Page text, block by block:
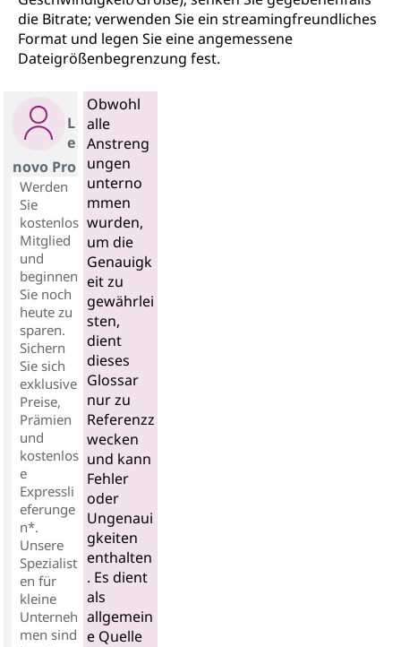
die Bitrate; verwenden Sie ein streamingfreundliches
Format und legen Sie eine angemessene
Dateigrößenbegrenzung fest.
L
e
novo Pro
Werden
Sie
kostenlos
Mitglied
und
beginnen
Sie noch
heute zu
sparen.
Sichern
Sie sich
exklusive
Preise,
Prämien
und
kostenlos
e
Expressli
eferunge
n*.
Unsere
Spezialist
en für
kleine
Unterneh
men sind
Obwohl
alle
Anstreng
ungen
unterno
mmen
wurden,
um die
Genauigk
eit zu
gewährlei
sten,
dient
dieses
Glossar
nur zu
Referenzz
wecken
und kann
Fehler
oder
Ungenaui
gkeiten
enthalten
. Es dient
als
allgemein
e Quelle